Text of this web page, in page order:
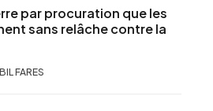
par procuration que les
sans relâche contre la
FARES